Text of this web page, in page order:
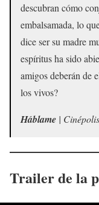
descubran cómo
embalsamada, lo
dice ser su madre
espíritus ha sido
amigos deberán de
los vivos?
Háblame | Cinépolis
Trailer de la